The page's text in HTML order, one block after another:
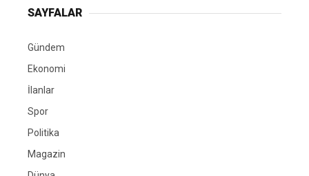
SAYFALAR
Gündem
Ekonomi
İlanlar
Spor
Politika
Magazin